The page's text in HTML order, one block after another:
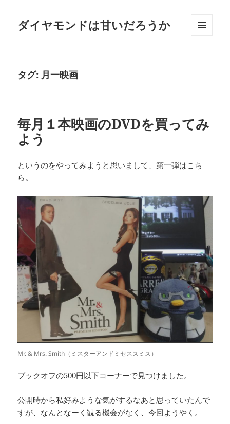
ダイヤモンドは甘いだろうか
タグ: 月一映画
毎月１本映画のDVDを買ってみ
よう
というのをやってみようと思いまして、第一弾はこち
ら。
Mr. & Mrs. Smith（ミスターアンドミセススミス）
ブックオフの500円以下コーナーで見つけました。
公開時から私好みような気がするなあと思っていたんで
すが、なんとなーく観る機会がなく、今回ようやく。